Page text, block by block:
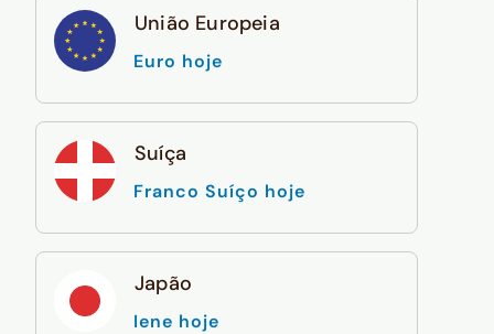
União Europeia
Euro hoje
Suíça
Franco Suíço hoje
Japão
Iene hoje